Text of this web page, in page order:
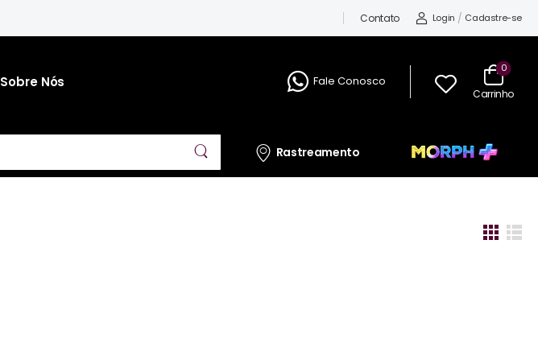
Contato Login / Cadastre-se
Sobre Nós Fale Conosco
Carrinho
0
Rastreamento